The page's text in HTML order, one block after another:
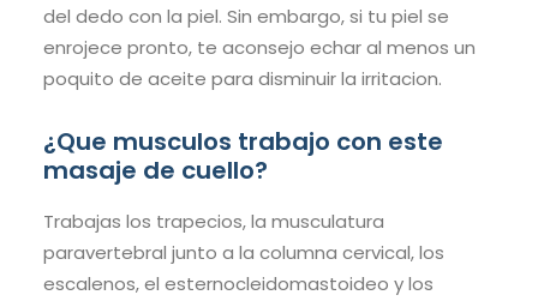
del dedo con la piel. Sin embargo, si tu piel se
enrojece pronto, te aconsejo echar al menos un
poquito de aceite para disminuir la irritacion.
¿Que musculos trabajo con este
masaje de cuello?
Trabajas los trapecios, la musculatura
paravertebral junto a la columna cervical, los
escalenos, el esternocleidomastoideo y los